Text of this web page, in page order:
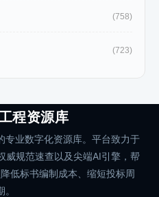
(758)
(723)
程资源库
专业数字化资源库。平台致力于
威规范速查以及尖端AI引擎，帮
低标书编制成本、缩短投标周
。